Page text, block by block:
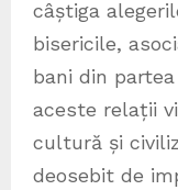
câștiga
bisericile,
bani din
aceste relații
cultură și
deosebit de